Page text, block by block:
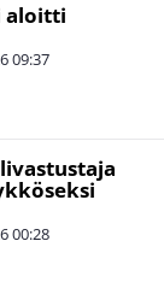
aloitti
09:37
00:28